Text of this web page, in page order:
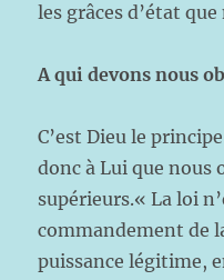
les grâces d’état
A qui devons nous
C’est Dieu le
donc à Lui que nous
supérieurs.« La loi
commandement de
puissance légitime,